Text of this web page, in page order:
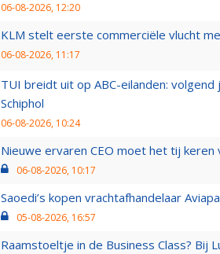
06-08-2026, 12:20
KLM stelt eerste commerciële vlucht
06-08-2026, 11:17
TUI breidt uit op ABC-eilanden:
Schiphol
06-08-2026, 10:24
Nieuwe ervaren CEO moet het tij keren
06-08-2026, 10:17
Saoedi’s kopen vrachtafhandelaar
05-08-2026, 16:57
Raamstoeltje in de Business Class? Bij